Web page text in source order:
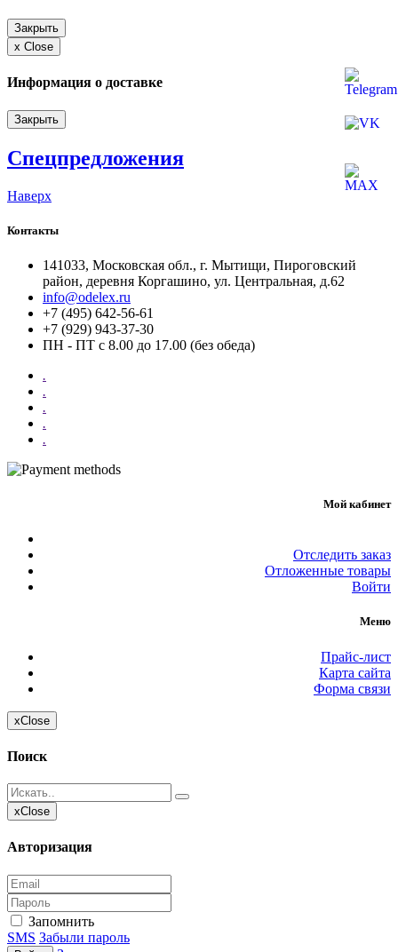
Закрыть
x Close
Информация о доставке
Закрыть
Спецпредложения
Наверх
Контакты
141033, Московская обл., г. Мытищи, Пироговский
район, деревня Коргашино, ул. Центральная, д.62
info@odelex.ru
+7 (495) 642-56-61
+7 (929) 943-37-30
ПН - ПТ с 8.00 до 17.00 (без обеда)
.
.
.
.
.
Мой кабинет
Отследить заказ
Отложенные товары
Войти
Меню
Прайс-лист
Карта сайта
Форма связи
xClose
Поиск
xClose
Авторизация
Запомнить
SMS Забыли пароль